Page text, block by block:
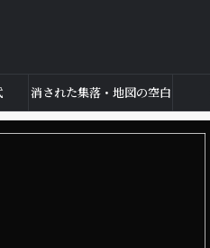
消された集落・地図の空白